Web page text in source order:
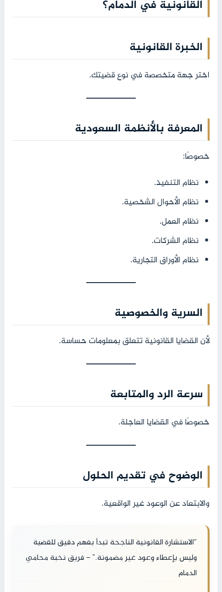
القانونية في الدمام؟
الخبرة القانونية
اختر جهة متخصصة في نوع قضيتك.
المعرفة بالأنظمة السعودية
خصوصًا:
نظام التنفيذ.
نظام الأحوال الشخصية.
نظام العمل.
نظام الشركات.
نظام الأوراق التجارية.
السرية والخصوصية
لأن القضايا القانونية تتعلق بمعلومات حساسة.
سرعة الرد والمتابعة
خصوصًا في القضايا العاجلة.
الوضوح في تقديم الحلول
والابتعاد عن الوعود غير الواقعية.
“الاستشارة القانونية الناجحة تبدأ بفهم دقيق للقضية
وليس بإعطاء وعود غير مضمونة.” – فريق نخبة محامي
الدمام